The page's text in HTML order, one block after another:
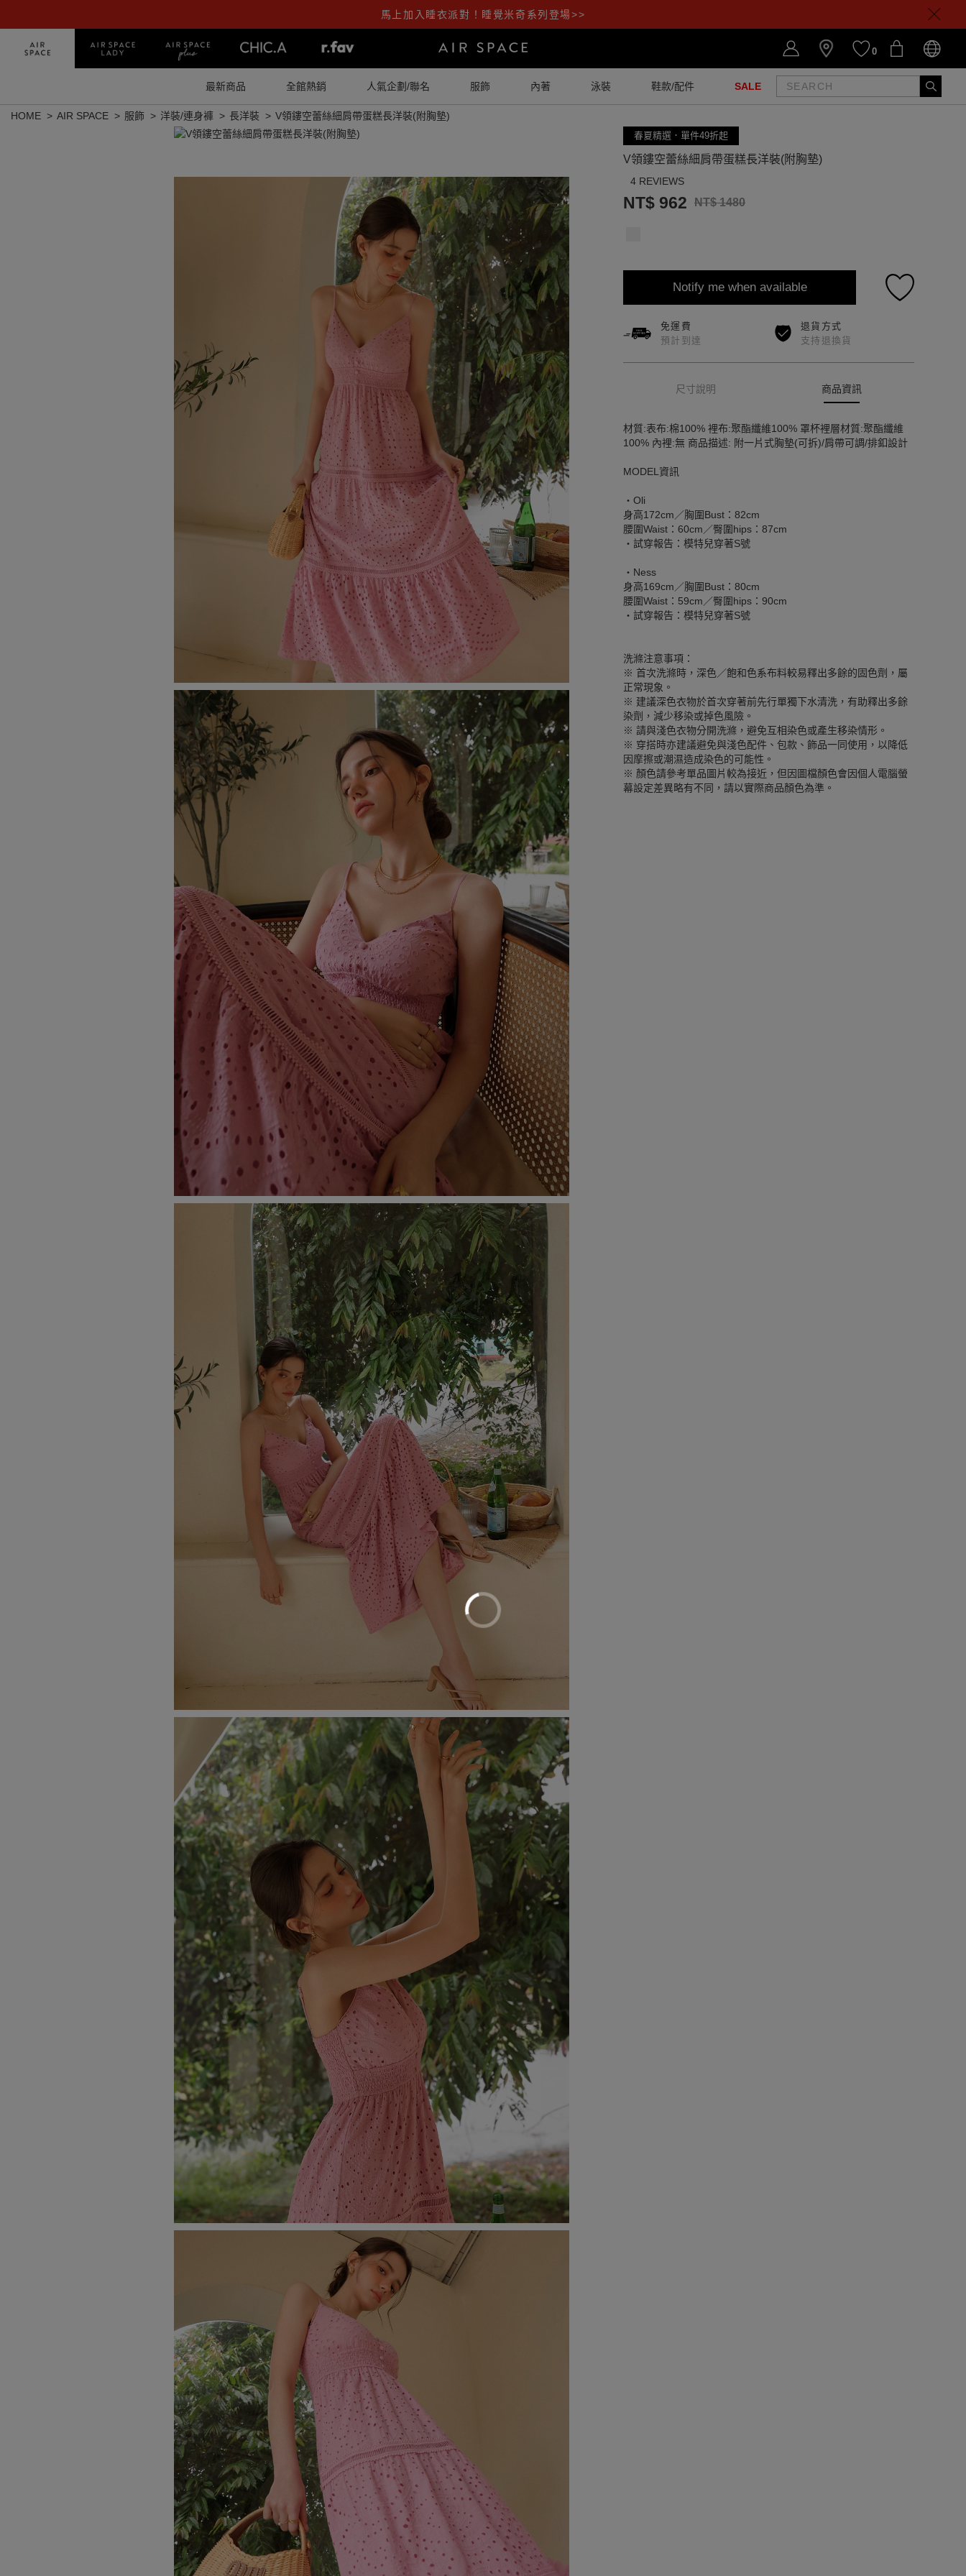
馬上加入睡衣派對！睡覺米奇系列登場>>
0
最新商品 全館熱銷 人氣企劃/聯名 服飾 內著 泳裝 鞋款/配件 SALE
HOME AIR SPACE 服飾 洋裝/連身褲 長洋裝 V領鏤空蕾絲細肩帶蛋糕長洋裝(附胸墊)
春夏精選．單件49折起
V領鏤空蕾絲細肩帶蛋糕長洋裝(附胸墊)
4 REVIEWS
NT$ 962 NT$ 1480
Notify me when available
免運費
預計到達
退貨方式
支持退換貨
尺寸說明 商品資訊
材質:表布:棉100% 裡布:聚酯纖維100% 罩杯裡層材質:聚酯纖維
100% 內裡:無 商品描述: 附一片式胸墊(可拆)/肩帶可調/排釦設計
MODEL資訊
‧Oli
身高172cm／胸圍Bust：82cm
腰圍Waist：60cm／臀圍hips：87cm
‧試穿報告：模特兒穿著S號
‧Ness
身高169cm／胸圍Bust：80cm
腰圍Waist：59cm／臀圍hips：90cm
‧試穿報告：模特兒穿著S號
洗滌注意事項：
※ 首次洗滌時，深色／飽和色系布料較易釋出多餘的固色劑，屬
正常現象。
※ 建議深色衣物於首次穿著前先行單獨下水清洗，有助釋出多餘
染劑，減少移染或掉色風險。
※ 請與淺色衣物分開洗滌，避免互相染色或產生移染情形。
※ 穿搭時亦建議避免與淺色配件、包款、飾品一同使用，以降低
因摩擦或潮濕造成染色的可能性。
※ 顏色請參考單品圖片較為接近，但因圖檔顏色會因個人電腦螢
幕設定差異略有不同，請以實際商品顏色為準。